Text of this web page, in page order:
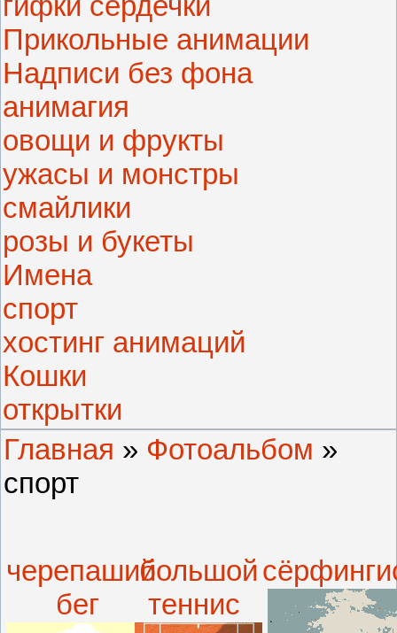
Прикольные анимации
Надписи без фона
анимагия
овощи и фрукты
ужасы и монстры
смайлики
розы и букеты
Имена
спорт
хостинг анимаций
Кошки
открытки
Главная » Фотоальбом »
спорт
черепаший
бег
большой
теннис